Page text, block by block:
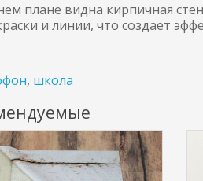
плане видна кирпичная
и линии, что создает
, школа